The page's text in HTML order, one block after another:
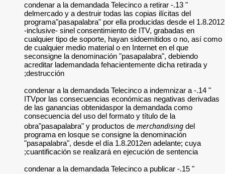
" 13.- condenar a la
delmercado y a
-inclusive- sinel
cualquier tipo de
de cualquier medio
seconsigne la
acreditar
" 14.- condenar a la
ITVpor las
de las ganancias
consecuencia del
obra"pasapalabra"
programa en
"pasapalabra",
cuantificación se
" 15.- condenar a la